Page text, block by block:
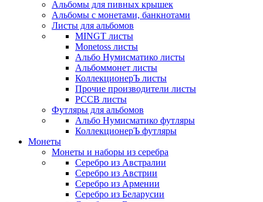
Альбомы для пивных крышек
Альбомы с монетами, банкнотами
Листы для альбомов
MINGT листы
Monetoss листы
Альбо Нумисматико листы
Альбоммонет листы
КоллекционерЪ листы
Прочие производители листы
РССВ листы
Футляры для альбомов
Альбо Нумисматико футляры
КоллекционерЪ футляры
Монеты
Монеты и наборы из серебра
Серебро из Австралии
Серебро из Австрии
Серебро из Армении
Серебро из Беларусии